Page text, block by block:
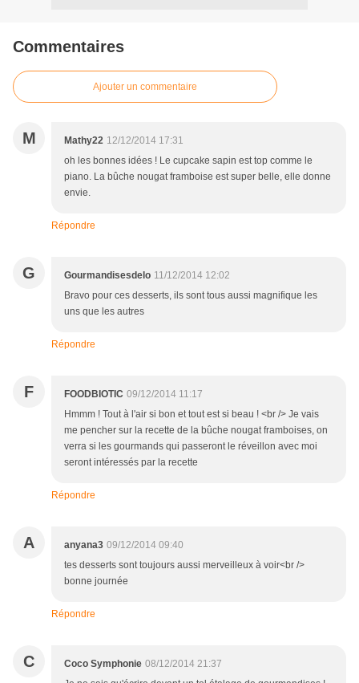
Commentaires
Ajouter un commentaire
M Mathy22 12/12/2014 17:31
oh les bonnes idées ! Le cupcake sapin est top comme le
piano. La bûche nougat framboise est super belle, elle donne
envie.
Répondre
G Gourmandisesdelo 11/12/2014 12:02
Bravo pour ces desserts, ils sont tous aussi magnifique les
uns que les autres
Répondre
F FOODBIOTIC 09/12/2014 11:17
Hmmm ! Tout à l'air si bon et tout est si beau ! <br /> Je vais
me pencher sur la recette de la bûche nougat framboises, on
verra si les gourmands qui passeront le réveillon avec moi
seront intéressés par la recette
Répondre
A anyana3 09/12/2014 09:40
tes desserts sont toujours aussi merveilleux à voir<br />
bonne journée
Répondre
C Coco Symphonie 08/12/2014 21:37